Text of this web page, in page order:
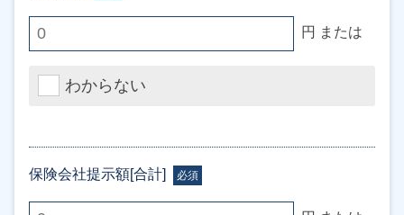
円 または
わからない
保険会社提示額[合計] 必須